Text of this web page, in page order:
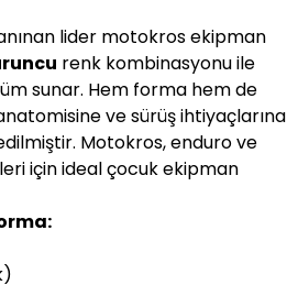
lider motokros ekipman
renk kombinasyonu ile
sunar. Hem forma hem de
ve sürüş ihtiyaçlarına
Motokros, enduro ve
için ideal çocuk ekipman